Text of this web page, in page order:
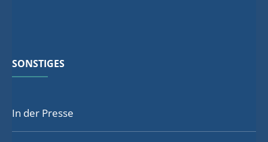
SONSTIGES
In der Presse